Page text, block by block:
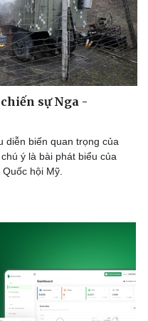
nghệ
Sành điệu
Tin Công nghệ
sự Nga -
diễn biến quan trọng của
ý là bài phát biểu của
hội Mỹ.